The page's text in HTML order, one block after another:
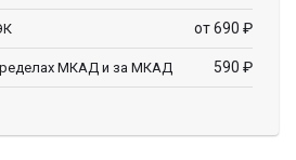
от 690 ₽
МКАД и за МКАД 590 ₽